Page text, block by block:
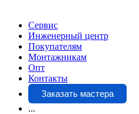
Сервис
Инженерный центр
Покупателям
Монтажникам
Опт
Контакты
Заказать мастера
...